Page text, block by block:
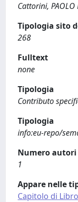
Cattorini, PAOLO
Tipologia sito
268
Fulltext
none
Tipologia
Contributo
Tipologia
info:eu-repo/
Numero autori
1
Appare nelle
Capitolo di Libro